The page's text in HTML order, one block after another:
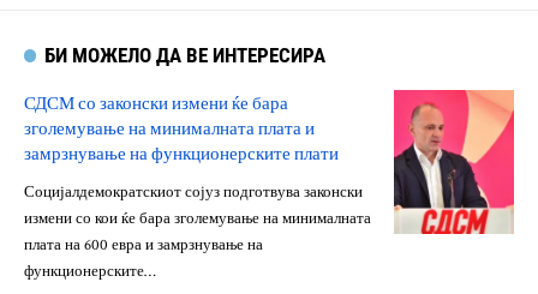
БИ МОЖЕЛО ДА ВЕ ИНТЕРЕСИРА
СДСМ со законски измени ќе бара
зголемување на минималната плата и
замрзнување на функционерските плати
Социјалдемократскиот сојуз подготвува законски
измени со кои ќе бара зголемување на минималната
плата на 600 евра и замрзнување на
функционерските…